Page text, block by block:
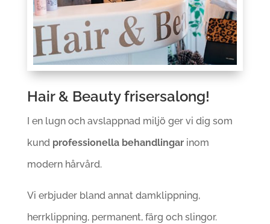
Hair & Beauty frisersalong!
I en lugn och avslappnad miljö ger vi dig som
kund professionella behandlingarinom
modern hårvård.
Vi erbjuder bland annat damklippning,
herrklippning, permanent, färg och slingor.